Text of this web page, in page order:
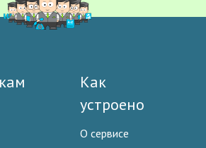
Как
устроено
О сервисе